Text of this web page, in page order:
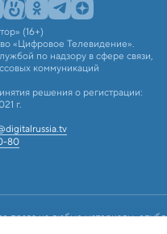
(16+)
«Цифровое Телевидение».
по надзору в сфере связи,
коммуникаций
решения о регистрации:
г.
80
на любые материалы,